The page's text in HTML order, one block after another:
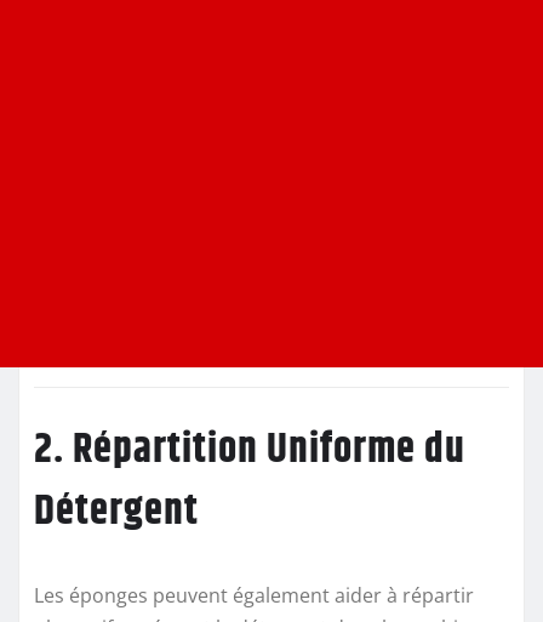
2. Répartition Uniforme du
Détergent
Les éponges peuvent également aider à répartir